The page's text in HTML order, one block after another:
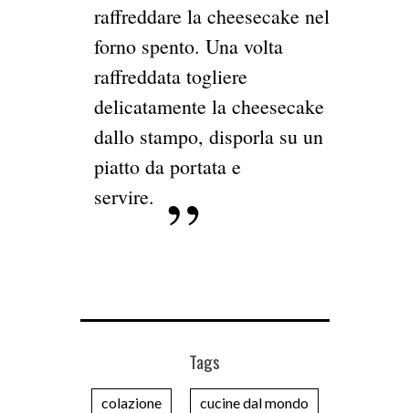
raffreddare la cheesecake nel
forno spento. Una volta
raffreddata togliere
delicatamente la cheesecake
dallo stampo, disporla su un
piatto da portata e
servire.
Tags
colazione cucine dal mondo